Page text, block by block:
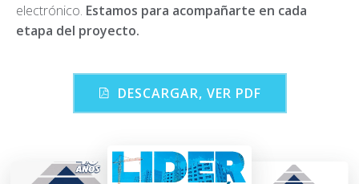
electrónico. Estamos para acompañarte en cada
etapa del proyecto.
DESCARGAR, VER PDF